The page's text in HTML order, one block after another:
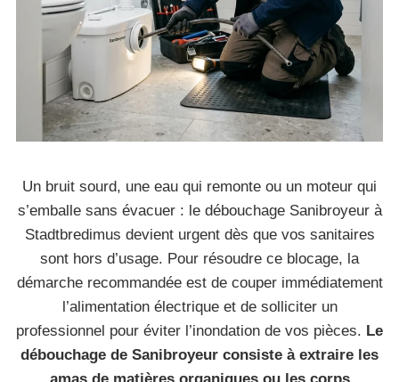
Un bruit sourd, une eau qui remonte ou un moteur qui
s’emballe sans évacuer : le débouchage Sanibroyeur à
Stadtbredimus devient urgent dès que vos sanitaires
sont hors d’usage. Pour résoudre ce blocage, la
démarche recommandée est de couper immédiatement
l’alimentation électrique et de solliciter un
professionnel pour éviter l’inondation de vos pièces. Le
débouchage de Sanibroyeur consiste à extraire les